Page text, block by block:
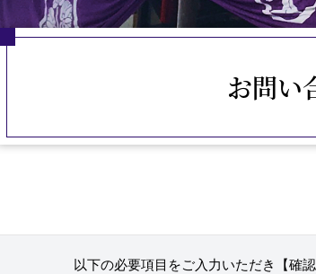
お問い
以下の必要項目をご入力いただき 【確